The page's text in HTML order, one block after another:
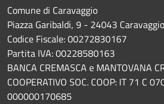
Comune di Caravaggio
Piazza Garibaldi, 9 - 24043
Codice Fiscale: 00272830167
Partita IVA: 00228580163
BANCA CREMASCA e MANTOVANA
COOPERATIVO SOC. COOP: IT 71 C
000000170685